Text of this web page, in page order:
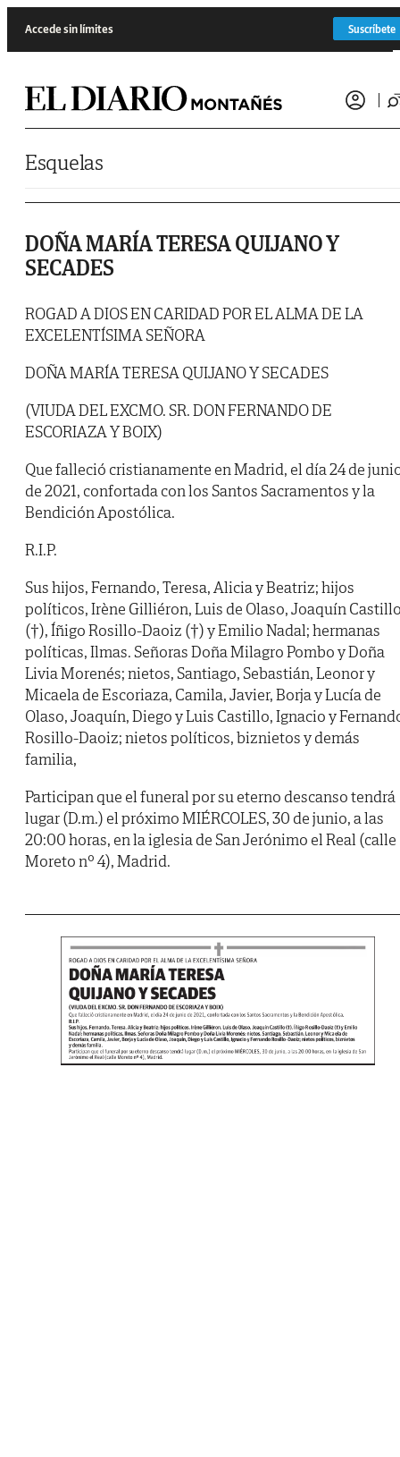
Accede sin límites Suscríbete
Esquelas
DOÑA MARÍA TERESA QUIJANO Y
SECADES
ROGAD A DIOS EN CARIDAD POR EL ALMA DE LA
EXCELENTÍSIMA SEÑORA
DOÑA MARÍA TERESA QUIJANO Y SECADES
(VIUDA DEL EXCMO. SR. DON FERNANDO DE
ESCORIAZA Y BOIX)
Que falleció cristianamente en Madrid, el día 24 de
de 2021, confortada con los Santos Sacramentos y la
Bendición Apostólica.
R.I.P.
Sus hijos, Fernando, Teresa, Alicia y Beatriz; hijos
políticos, Irène Gilliéron, Luis de Olaso, Joaquín
(†), Íñigo Rosillo-Daoiz (†) y Emilio Nadal; hermanas
políticas, Ilmas. Señoras Doña Milagro Pombo y Doña
Livia Morenés; nietos, Santiago, Sebastián, Leonor y
Micaela de Escoriaza, Camila, Javier, Borja y Lucía de
Olaso, Joaquín, Diego y Luis Castillo, Ignacio y
Rosillo-Daoiz; nietos políticos, biznietos y demás
familia,
Participan que el funeral por su eterno descanso tendrá
lugar (D.m.) el próximo MIÉRCOLES, 30 de junio, a las
20:00 horas, en la iglesia de San Jerónimo el Real (calle
Moreto nº 4), Madrid.